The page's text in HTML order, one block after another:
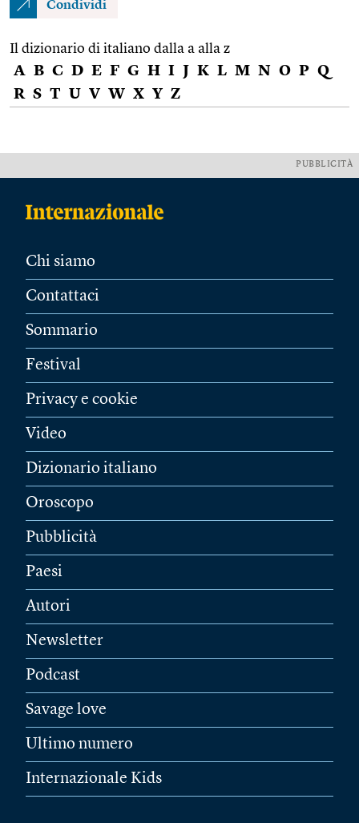
Condividi
Il dizionario di italiano dalla a alla z
A B C D E F G H I J K L M N O P Q
R S T U V W X Y Z
PUBBLICITÀ
Chi siamo
Contattaci
Sommario
Festival
Privacy e cookie
Video
Dizionario italiano
Oroscopo
Pubblicità
Paesi
Autori
Newsletter
Podcast
Savage love
Ultimo numero
Internazionale Kids